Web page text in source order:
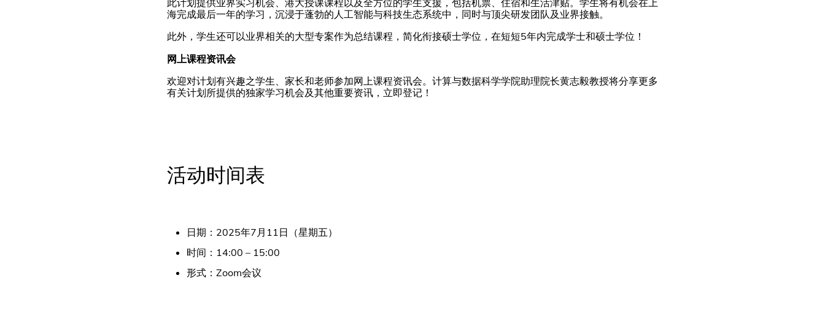
海完成最后一年的学习，沉浸于蓬勃的人工智能与科技生态系统中，同时与顶尖研发团队及业界接触。
此外，学生还可以业界相关的大型专案作为总结课程，简化衔接硕士学位，在短短5年内完成学士和硕士学位！
网上课程资讯会
欢迎对计划有兴趣之学生、家长和老师参加网上课程资讯会。计算与数据科学学院助理院长黄志毅教授将分享更多
有关计划所提供的独家学习机会及其他重要资讯，立即登记！
活动时间表
日期：2025年7月11日（星期五）
时间：14:00 – 15:00
形式：Zoom会议